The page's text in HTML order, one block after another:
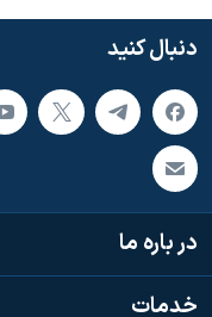
دنبال کنید
در باره ما
خدمات